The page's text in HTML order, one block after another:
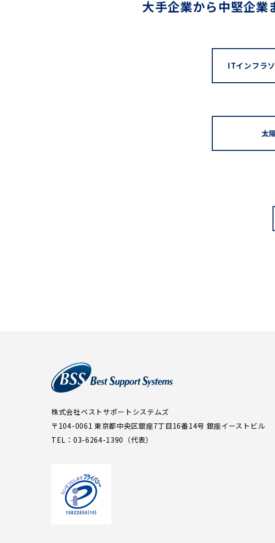
大手企業から中堅企業
ITインフラ
太
株式会社ベストサポートシステムズ
〒104-0061 東京都中央区銀座7丁目16番14号 銀座イーストビル
TEL：03-6264-1390（代表）